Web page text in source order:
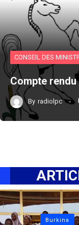
CONSEIL DES
Compte
By radiolpc
Burkina